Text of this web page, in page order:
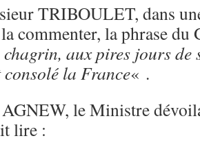
TRIBOULET, dans
commenter, la phrase du
aux pires jours de
la France« .
le Ministre
lire :